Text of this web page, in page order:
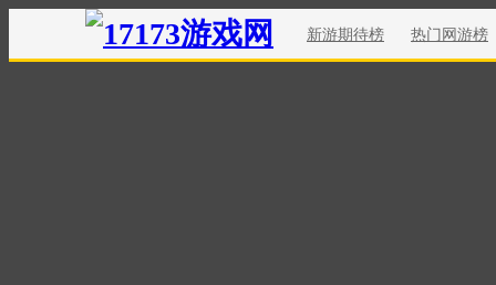
新游期待榜 热门网游榜